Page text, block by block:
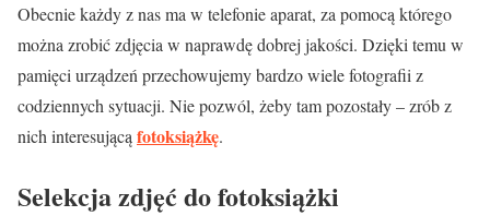
Obecnie każdy z nas ma w telefonie aparat, za pomocą którego
można zrobić zdjęcia w naprawdę dobrej jakości. Dzięki temu w
pamięci urządzeń przechowujemy bardzo wiele fotografii z
codziennych sytuacji. Nie pozwól, żeby tam pozostały – zrób z
nich interesującą fotoksiążkę.
Selekcja zdjęć do fotoksiążki